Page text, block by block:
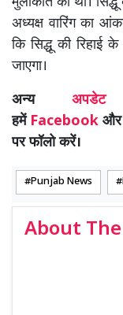
अध्यक्ष वारिंग का
कि सिद्धू की रिहाई
जाएगा।
अन्यअपडेट
हमें Facebook और
पर फॉलो करें।
Punjab News
About